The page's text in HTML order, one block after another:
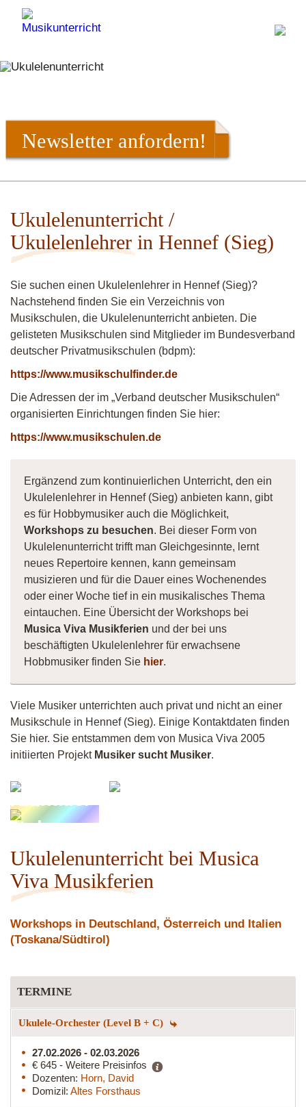
Newsletter anfordern!
Ukulelenunterricht /
Ukulelenlehrer in Hennef (Sieg)
Sie suchen einen Ukulelenlehrer in Hennef (Sieg)?
Nachstehend finden Sie ein Verzeichnis von
Musikschulen, die Ukulelenunterricht anbieten. Die
gelisteten Musikschulen sind Mitglieder im Bundesverband
deutscher Privatmusikschulen (bdpm):
https://www.musikschulfinder.de
Die Adressen der im „Verband deutscher Musikschulen“
organisierten Einrichtungen finden Sie hier:
https://www.musikschulen.de
Ergänzend zum kontinuierlichen Unterricht, den ein
Ukulelenlehrer in Hennef (Sieg) anbieten kann, gibt
es für Hobbymusiker auch die Möglichkeit,
Workshops zu besuchen. Bei dieser Form von
Ukulelenunterricht trifft man Gleichgesinnte, lernt
neues Repertoire kennen, kann gemeinsam
musizieren und für die Dauer eines Wochenendes
oder einer Woche tief in ein musikalisches Thema
eintauchen. Eine Übersicht der Workshops bei
Musica Viva Musikferien und der bei uns
beschäftigten Ukulelenlehrer für erwachsene
Hobbmusiker finden Sie hier.
Viele Musiker unterrichten auch privat und nicht an einer
Musikschule in Hennef (Sieg). Einige Kontaktdaten finden
Sie hier. Sie entstammen dem von Musica Viva 2005
initiierten Projekt Musiker sucht Musiker.
Schader
Tim
Stolzmann
Ukulelenunterricht bei Musica
Viva Musikferien
Workshops in Deutschland, Österreich und Italien
(Toskana/Südtirol)
TERMINE
Ukulele-Orchester (Level B + C)
27.02.2026 - 02.03.2026
€ 645 - Weitere Preisinfos
Dozenten: Horn, David
Domizil: Altes Forsthaus